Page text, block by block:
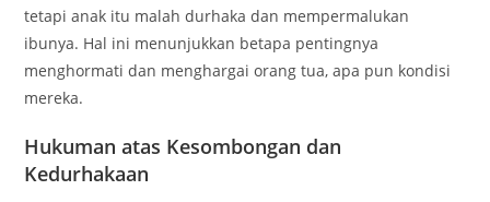
tetapi anak itu malah durhaka dan mempermalukan
ibunya. Hal ini menunjukkan betapa pentingnya
menghormati dan menghargai orang tua, apa pun kondisi
mereka.
Hukuman atas Kesombongan dan
Kedurhakaan